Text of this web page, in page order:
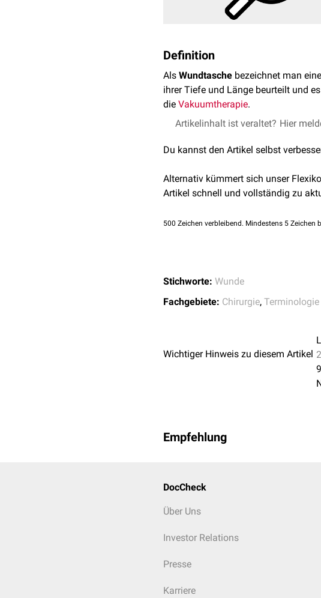
Definition
Als Wundtasche bezeichnet man eine
ihrer Tiefe und Länge beurteilt und
die Vakuumtherapie.
Artikelinhalt ist veraltet? Hier
Du kannst den Artikel selbst
Alternativ kümmert sich unser
Artikel schnell und vollständig zu
500 Zeichen verbleibend. Mindestens 5 Zeichen
Stichworte: Wunde
Fachgebiete: Chirurgie, Terminologie
Wichtiger Hinweis zu diesem Artikel
Empfehlung
DocCheck
Über Uns
Investor Relations
Presse
Karriere